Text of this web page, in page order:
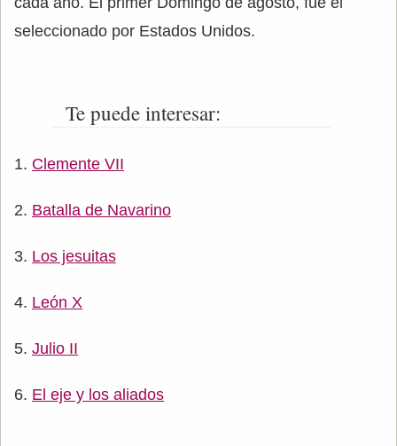
seleccionado por Estados Unidos.
Te puede interesar:
Clemente VII
Batalla de Navarino
Los jesuitas
León X
Julio II
El eje y los aliados